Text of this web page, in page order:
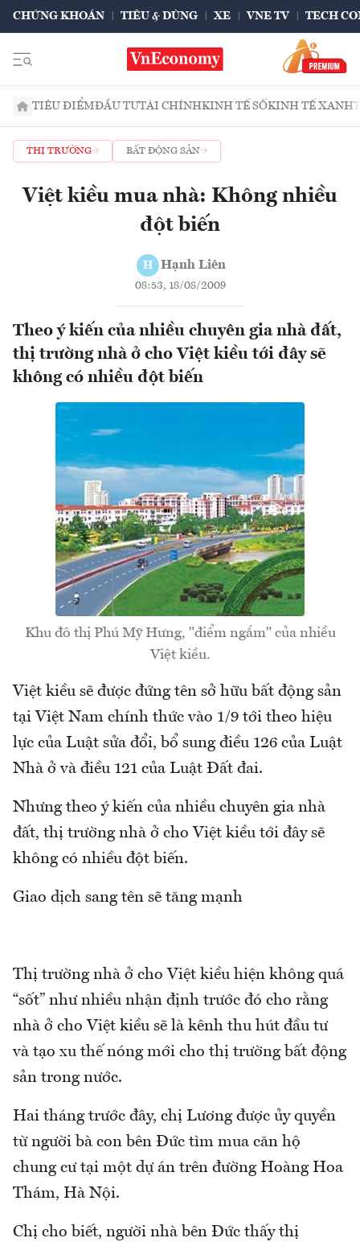
CHỨNG KHOÁN TIÊU & DÙNG XE VNE TV TECH
TIÊU ĐIỂMĐẦU TƯTÀI CHÍNHKINH TẾ SỐKINH TẾ XANH
THỊ TRƯỜNG BẤT ĐỘNG SẢN
Việt kiều mua nhà: Không nhiều
đột biến
H Hạnh Liên
08:53, 18/08/2009
Theo ý kiến của nhiều chuyên gia nhà đất,
thị trường nhà ở cho Việt kiều tới đây sẽ
không có nhiều đột biến
Khu đô thị Phú Mỹ Hưng, "điểm ngắm" của nhiều
Việt kiều.
Việt kiều sẽ được đứng tên sở hữu bất động sản
tại Việt Nam chính thức vào 1/9 tới theo hiệu
lực của Luật sửa đổi, bổ sung điều 126 của Luật
Nhà ở và điều 121 của Luật Đất đai.
Nhưng theo ý kiến của nhiều chuyên gia nhà
đất, thị trường nhà ở cho Việt kiều tới đây sẽ
không có nhiều đột biến.
Giao dịch sang tên sẽ tăng mạnh
Thị trường nhà ở cho Việt kiều hiện không quá
“sốt” như nhiều nhận định trước đó cho rằng
nhà ở cho Việt kiều sẽ là kênh thu hút đầu tư
và tạo xu thế nóng mới cho thị trường bất động
sản trong nước.
Hai tháng trước đây, chị Lương được ủy quyền
từ người bà con bên Đức tìm mua căn hộ
chung cư tại một dự án trên đường Hoàng Hoa
Thám, Hà Nội.
Chị cho biết, người nhà bên Đức thấy thị